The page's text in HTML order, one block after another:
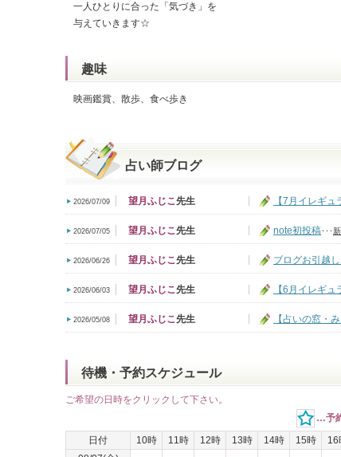
一人ひとりに合った「気づき」を
与えていきます☆
趣味
映画鑑賞、散歩、食べ歩き
占い師ブログ
2026/07/09 望月ふじこ先生 【7月イレギュ
2026/07/05 望月ふじこ先生 note初投稿･･･
2026/06/26 望月ふじこ先生 ブログお引越
2026/06/03 望月ふじこ先生 【6月イレギ
2026/05/08 望月ふじこ先生 【占いの窓・
待機・予約スケジュール
ご希望の日時をクリックして下さい。
…予
日付
10時 11時 12時 13時 14時 15時 16